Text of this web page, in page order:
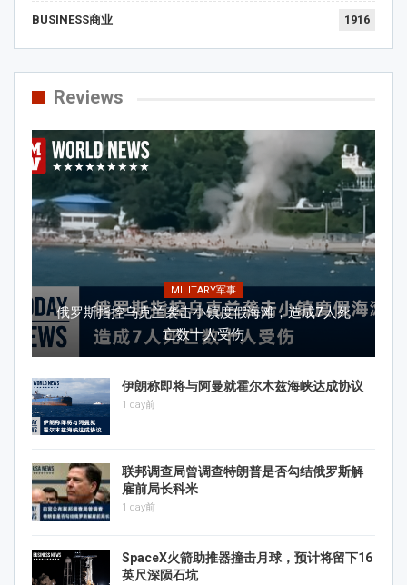
BUSINESS商业 1916
Reviews
MILITARY军事
俄罗斯指控乌克兰袭击小镇度假海滩，造成7人死
亡数十人受伤
伊朗称即将与阿曼就霍尔木兹海峡达成协议
1 day前
联邦调查局曾调查特朗普是否勾结俄罗斯解
雇前局长科米
1 day前
SpaceX火箭助推器撞击月球，预计将留下16
英尺深陨石坑